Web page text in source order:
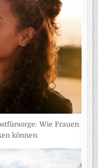
Wie Frauen
können